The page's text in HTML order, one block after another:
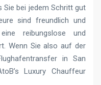
Sie bei jedem Schritt gut
sind freundlich und
reibungslose und
Wenn Sie also auf der
in San
Luxury Chauffeur